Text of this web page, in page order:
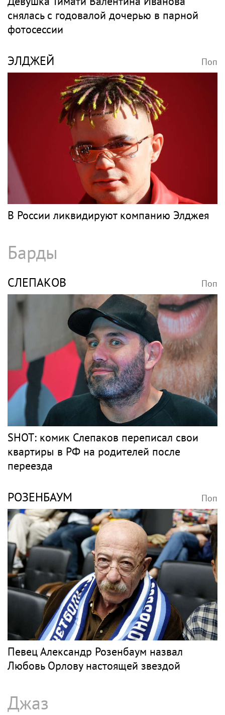
снялась с годовалой дочерью в парной
фотосессии
ЭЛДЖЕЙ Поп
В России ликвидируют компанию Элджея
Барды
СЛЕПАКОВ Поп
SHOT: комик Слепаков переписал свои
квартиры в РФ на родителей после
переезда
РОЗЕНБАУМ Поп
Певец Александр Розенбаум назвал
Любовь Орлову настоящей звездой
Джаз